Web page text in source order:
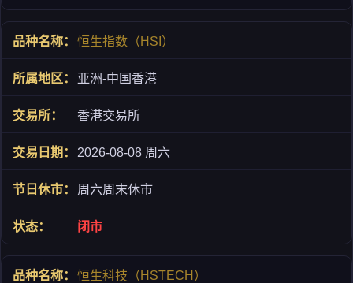
恒生指数（HSI）
亚洲-中国香港
香港交易所
2026-08-08 周六
周六周末休市
闭市
恒生科技（HSTECH）